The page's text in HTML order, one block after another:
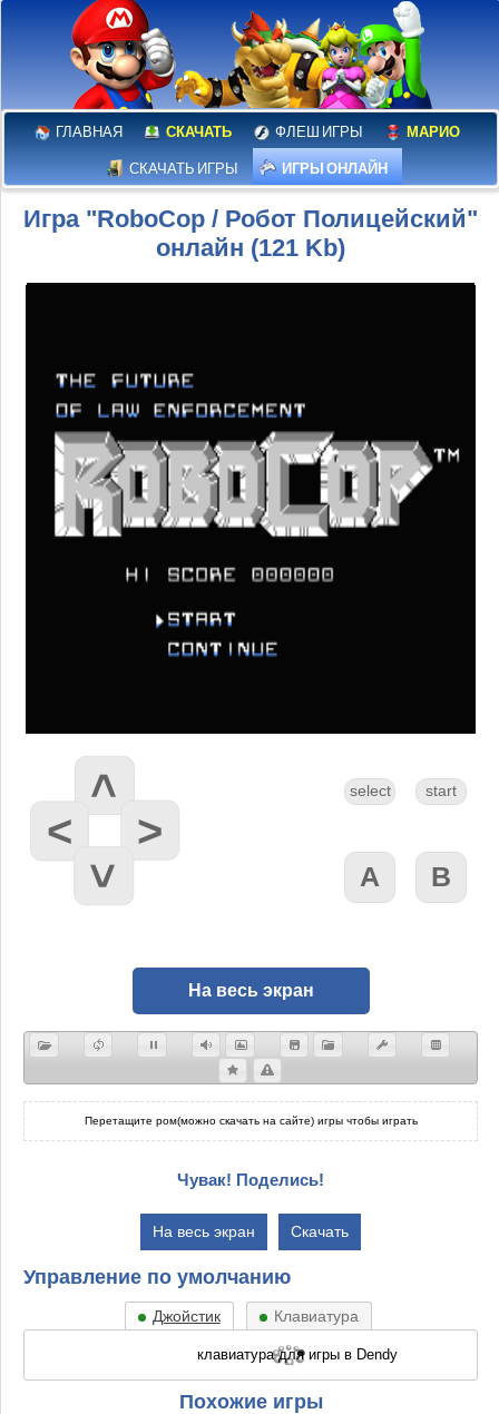
ГЛАВНАЯ СКАЧАТЬ ФЛЕШ ИГРЫ МАРИО
СКАЧАТЬ ИГРЫ ИГРЫ ОНЛАЙН
Игра "RoboCop / Робот Полицейский"
онлайн (121 Kb)
На весь экран
Перетащите ром(можно скачать на сайте) игры чтобы играть
Чувак! Поделись!
На весь экран Скачать
Управление по умолчанию
Джойстик Клавиатура
Похожие игры